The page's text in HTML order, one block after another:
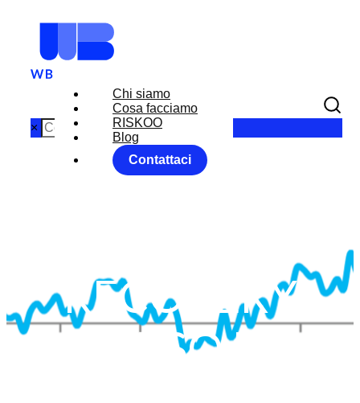
Chi siamo
Cosa facciamo
RISKOO
Blog
Contattaci
×
GLOBAL
RECOVERY
VERSO LE